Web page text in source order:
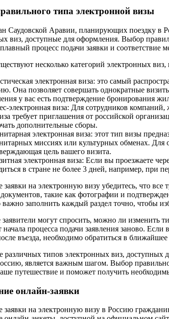
типа электронной визы
Саудовской Аравии, планирующих поездку в
виз, доступные для оформления. Выбор
процесс подачи заявки и соответствие
несколько категорий электронных виз,
электронная виза: это самый
Она позволяет совершать однократные
у вас есть подтверждение бронирования
электронная виза: Для сотрудников
требует приглашения от российской
дополнительные сборы.
электронная виза: этот тип визы
миссиях или культурных обменах. Для
цель вашего визита.
электронная виза: Если вы проезжаете
в стране не более 3 дней, например, при
заявки на электронную визу убедитесь, что
такие как фотографии и
заполнить каждый раздел точно, чтобы
могут спросить, можно ли изменить
начала процесса подачи заявления заново.
въезда, необходимо обратиться в
различных типов электронных виз, доступных
является важным шагом. Выбор
путешествие и поможет получить
онлайн-заявки
заявки на электронную визу в Россию